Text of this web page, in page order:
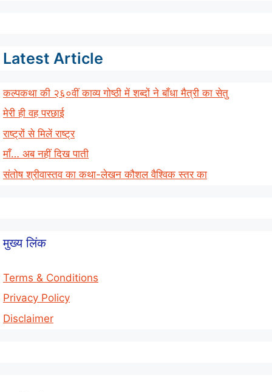
Latest Article
कल्पकथा की २६०वीं काव्य गोष्ठी में शब्दों ने बाँधा मैत्री का सेतु
मेरी ही वह परछाई
राष्ट्रों से मिलें राष्ट्र
माँ… अब नहीं दिख पाती
संतोष श्रीवास्तव का कथा-लेखन कौशल वैश्विक स्तर का
मुख्य लिंक
Terms & Conditions
Privacy Policy
Disclaimer